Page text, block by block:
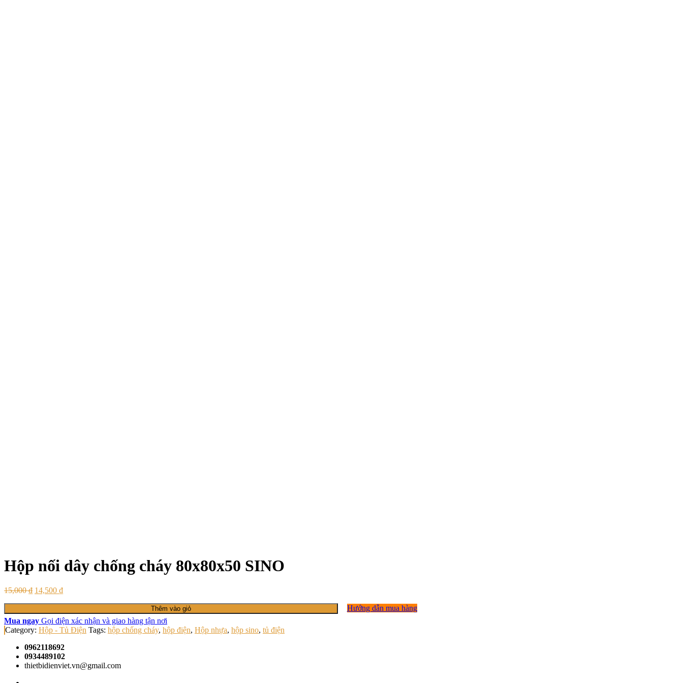
Hộp nối dây chống cháy 80x80x50 SINO
15,000₫ 14,500 ₫
Thêm vào giỏ
Hướng dẫn mua hàng
Mua ngay Gọi điện xác nhận và giao hàng tận nơi
Category: Hộp - Tủ Điện Tags: hộp chống cháy, hộp điện, Hộp nhựa, hộp sino, tủ điện
0962118692
0934489102
thietbidienviet.vn@gmail.com